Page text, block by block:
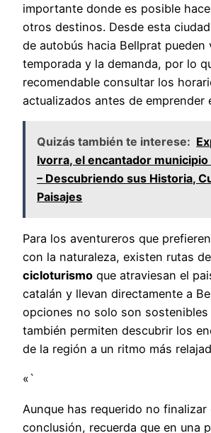
importante donde es posible
otros destinos. Desde esta
de autobús hacia Bellprat pueden
temporada y la demanda, por lo
recomendable consultar los
actualizados antes de emprender
Quizás también te interese:
Ivorra, el encantador municipio
– Descubriendo sus Historia,
Paisajes
Para los aventureros que
con la naturaleza, existen rutas de
cicloturismo que atraviesan el
catalán y llevan directamente a
opciones no solo son sostenibles
también permiten descubrir los
de la región a un ritmo más
«`
Aunque has requerido no finalizar
conclusión, recuerda que en una